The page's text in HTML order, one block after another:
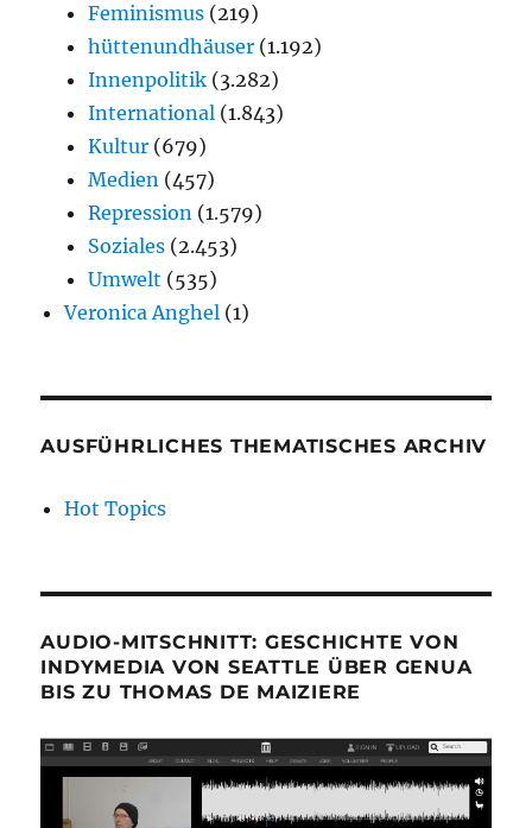
Feminismus (219)
hüttenundhäuser (1.192)
Innenpolitik (3.282)
International (1.843)
Kultur (679)
Medien (457)
Repression (1.579)
Soziales (2.453)
Umwelt (535)
Veronica Anghel (1)
AUSFÜHRLICHES THEMATISCHES ARCHIV
Hot Topics
AUDIO-MITSCHNITT: GESCHICHTE VON
INDYMEDIA VON SEATTLE ÜBER GENUA
BIS ZU THOMAS DE MAIZIERE